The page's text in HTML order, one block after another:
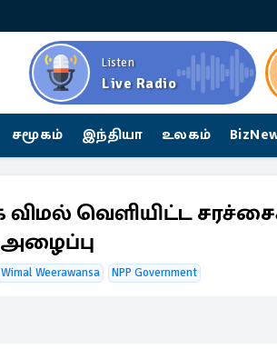
Listen
Live Radio
சமூகம் இந்தியா உலகம்
விமல் வெளியிட்ட
அழைப்பு
Wimal Weerawansa NPP Government